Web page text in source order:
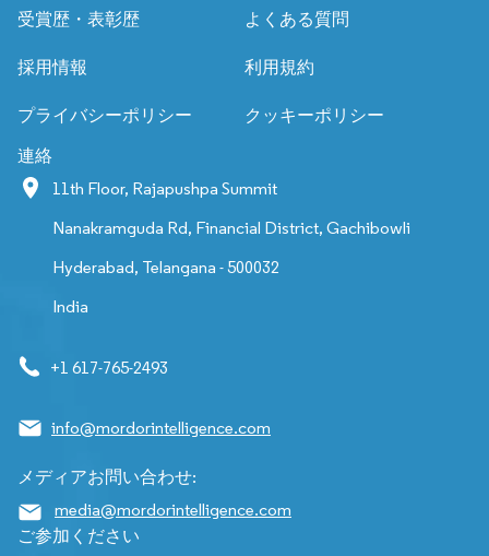
受賞歴・表彰歴 よくある質問
採用情報 利用規約
プライバシーポリシー クッキーポリシー
連絡
11th Floor, Rajapushpa Summit
Nanakramguda Rd, Financial District, Gachibowli
Hyderabad, Telangana - 500032
India
+1 617-765-2493
info@mordorintelligence.com
メディアお問い合わせ:
media@mordorintelligence.com
ご参加ください